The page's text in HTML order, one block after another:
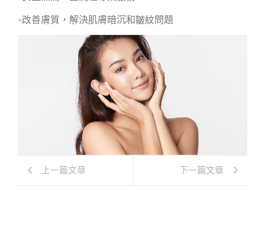
-改善膚質，解決肌膚暗沉和皺紋問題
上一篇文章 下一篇文章